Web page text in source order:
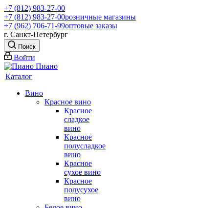
+7 (812) 983-27-00
+7 (812) 983-27-00розничные магазины
+7 (962) 706-71-99оптовые заказы
г. Санкт-Петербург
Поиск
Войти
Каталог
Вино
Красное вино
Красное
сладкое
вино
Красное
полусладкое
вино
Красное
сухое вино
Красное
полусухое
вино